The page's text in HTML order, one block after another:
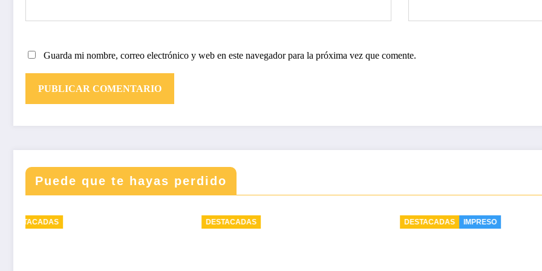
Guarda mi nombre, correo electrónico y web en este navegador para la próxima vez que comente.
Puede que te hayas perdido
DESTACADAS DESTACADAS DESTACADAS